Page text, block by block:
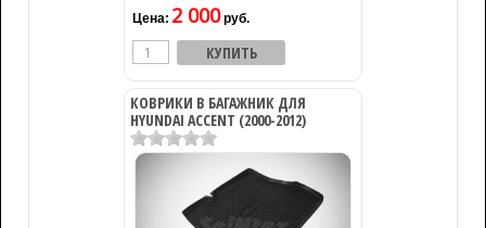
Цена: 2 000руб.
КОВРИКИ В БАГАЖНИК ДЛЯ
HYUNDAI ACCENT (2000-2012)